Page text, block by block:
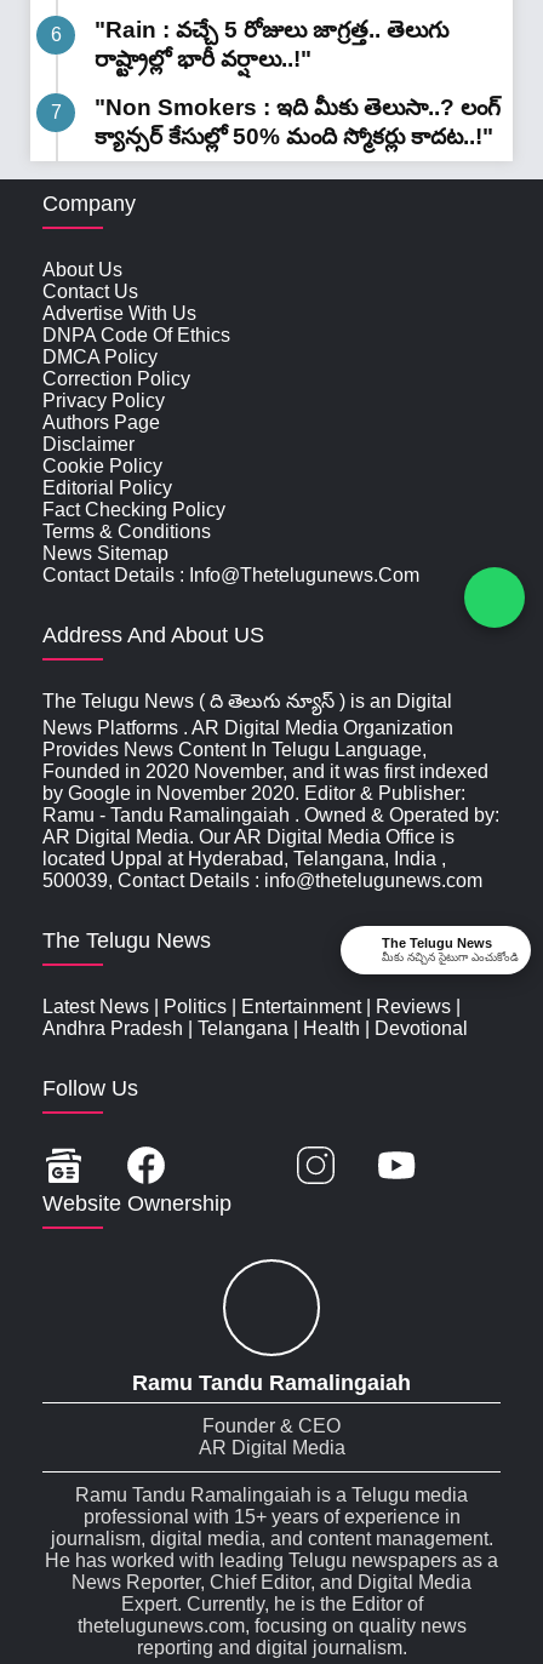
"Rain : వచ్చే 5 రోజులు జాగ్రత్త.. తెలుగు
రాష్ట్రాల్లో భారీ వ‌ర్షాలు..!"
"Non Smokers : ఇది మీకు తెలుసా..? లంగ్
క్యాన్సర్ కేసుల్లో 50% మంది స్మోకర్లు కాదట..!"
Company
About Us
Contact Us
Advertise With Us
DNPA Code Of Ethics
DMCA Policy
Correction Policy
Privacy Policy
Authors Page
Disclaimer
Cookie Policy
Editorial Policy
Fact Checking Policy
Terms & Conditions
News Sitemap
Contact Details : Info@thetelugunews.com
Address And About US
The Telugu News ( ది తెలుగు న్యూస్‌ ) is an Digital
News Platforms . AR Digital Media Organization
Provides News Content In Telugu Language,
Founded in 2020 November, and it was first indexed
by Google in November 2020. Editor & Publisher:
Ramu - Tandu Ramalingaiah . Owned & Operated by:
AR Digital Media. Our AR Digital Media Office is
located Uppal at Hyderabad, Telangana, India ,
500039, Contact Details : info@thetelugunews.com
The Telugu News
Latest News Politics Entertainment| Reviews
Andhra Pradesh
Telangana Health Devotional
Follow Us
Website Ownership
Ramu Tandu Ramalingaiah
Founder & CEO
AR Digital Media
Ramu Tandu Ramalingaiah is a Telugu media
professional with 15+ years of experience in
journalism, digital media, and content management.
He has worked with leading Telugu newspapers as a
News Reporter, Chief Editor, and Digital Media
Expert. Currently, he is the Editor of
thetelugunews.com, focusing on quality news
reporting and digital journalism.
The Telugu News
మీకు నచ్చిన సైటుగా ఎంచుకోండి